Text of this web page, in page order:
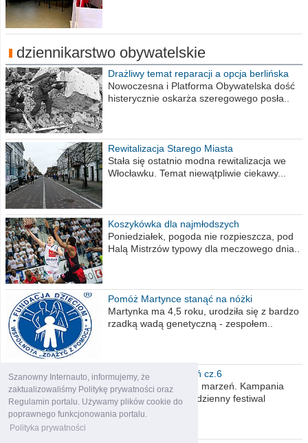
Szanowny Internauto, informujemy, że
zaktualizowaliśmy Politykę prywatności oraz
Regulamin portalu. Używamy plików cookie do
poprawnego funkcjonowania portalu.
Polityka prywatności
dziennikarstwo obywatelskie
Drażliwy temat reparacji a opcja berlińska
Nowoczesna i Platforma Obywatelska dość
histerycznie oskarża szeregowego posła..
Rewitalizacja Starego Miasta
Stała się ostatnio modna rewitalizacja we
Włocławku. Temat niewątpliwie ciekawy...
Koszykówka dla najmłodszych
Poniedziałek, pogoda nie rozpieszcza, pod
Halą Mistrzów typowy dla meczowego dnia..
Pomóż Martynce stanąć na nóżki
Martynka ma 4,5 roku, urodziła się z bardzo
rzadką wadą genetyczną - zespołem..
Polska moich marzeń cz.6
Nadszedł kres moich marzeń. Kampania
wyborcza czyli niecodzienny festiwal
obietnic,..